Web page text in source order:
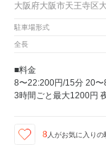
大阪府大阪市天王寺区
駐車場形式
全長
■料金
8〜22:200円/15分 20
3時間ごと最大1200円
8人がお気に入りの